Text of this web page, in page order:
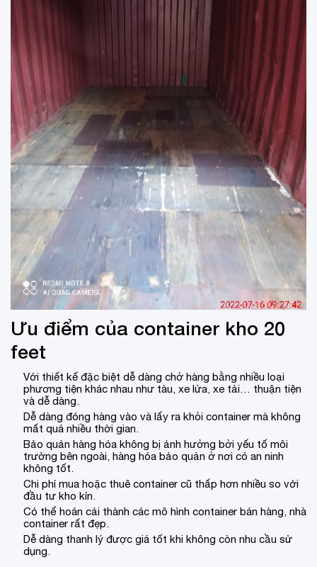
Ưu điểm của container kho 20
feet
Với thiết kế đặc biệt dễ dàng chở hàng bằng nhiều loại
phương tiện khác nhau như tàu, xe lửa, xe tải… thuận tiện
và dễ dàng.
Dễ dàng đóng hàng vào và lấy ra khỏi container mà không
mất quá nhiều thời gian.
Bảo quản hàng hóa không bị ảnh hưởng bởi yếu tố môi
trường bên ngoài, hàng hóa bảo quản ở nơi có an ninh
không tốt.
Chi phí mua hoặc thuê container cũ thấp hơn nhiều so với
đầu tư kho kín.
Có thể hoán cải thành các mô hình container bán hàng, nhà
container rất đẹp.
Dễ dàng thanh lý được giá tốt khi không còn nhu cầu sử
dụng.